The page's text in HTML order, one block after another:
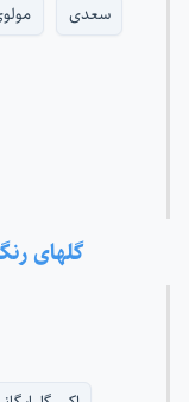
سعدی
گلهای رنگارنگ